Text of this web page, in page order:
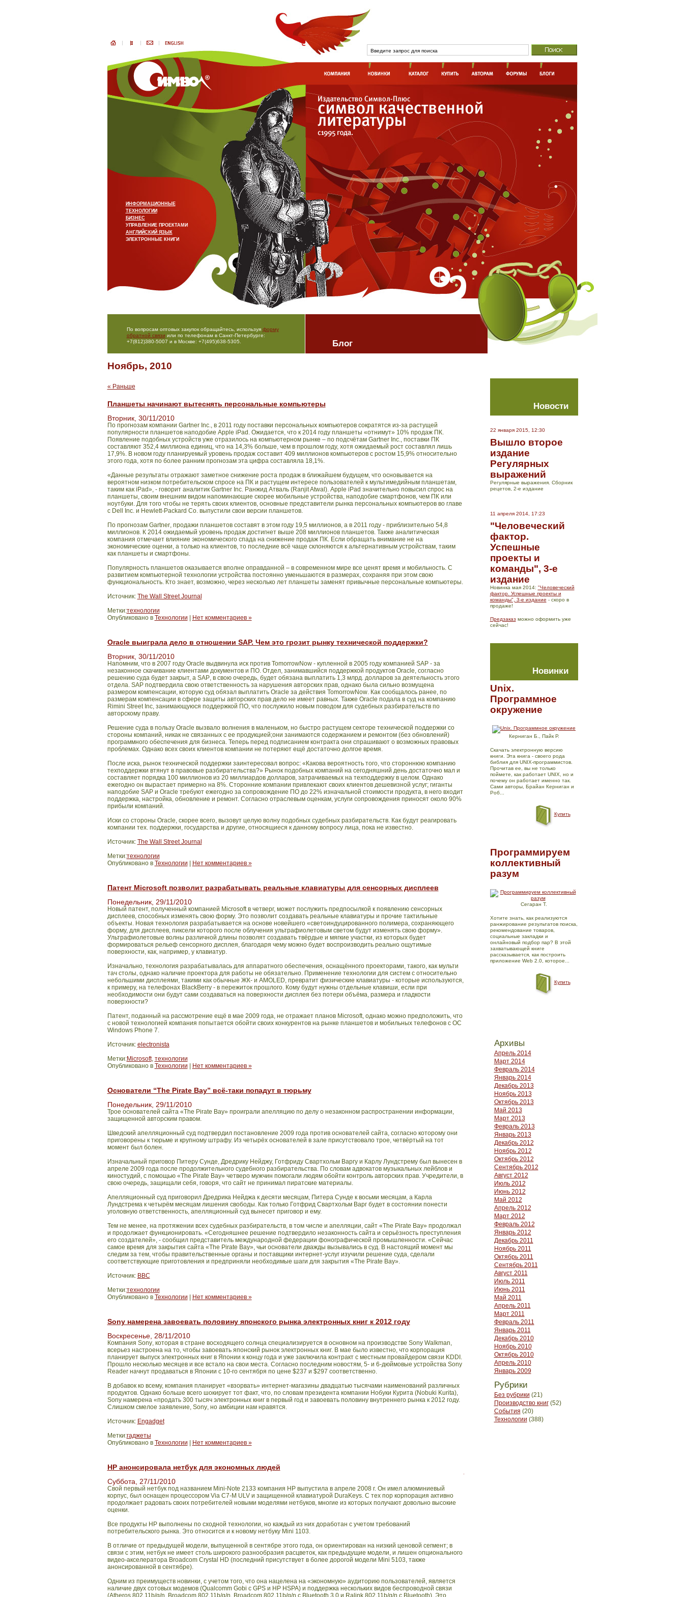
ИНФОРМАЦИОННЫЕ
ТЕХНОЛОГИИ
БИЗНЕС
УПРАВЛЕНИЕ ПРОЕКТАМИ
АНГЛИЙСКИЙ ЯЗЫК
ЭЛЕКТРОННЫЕ КНИГИ
По вопросам оптовых закупок обращайтесь, используя форму
обратной связи или по телефонам в Санкт-Петербурге:
+7(812)380-5007 и в Москве: +7(495)638-5305.
Блог
Ноябрь, 2010
« Раньше
Планшеты начинают вытеснять персональные компьютеры
Вторник, 30/11/2010
По прогнозам компании Gartner Inc., в 2011 году поставки персональных компьютеров сократятся из-за растущей
популярности планшетов наподобие Apple iPad . Ожидается, что к 2014 году планшеты «отнимут» 10% продаж ПК.
Появление подобных устройств уже отразилось на компьютерном рынке – по подсчётам Gartner Inc., поставки ПК
составляют 352,4 миллиона единиц, что на 14,3% больше, чем в прошлом году, хотя ожидаемый рост составлял лишь
17,9%. В новом году планируемый уровень продаж составит 409 миллионов компьютеров с ростом 15,9% относительно
этого года, хотя по более ранним прогнозам эта цифра составляла 18,1%.
«Данные результаты отражают заметное снижение роста продаж в ближайшем будущем, что основывается на
вероятном низком потребительском спросе на ПК и растущем интересе пользователей к мультимедийным планшетам,
таким как iPad», - говорит аналитик Gartner Inc. Ранжид Атваль (Ranjit Atwal ). Apple iPad значительно повысил спрос на
планшеты, своим внешним видом напоминающие скорее мобильные устройства, наподобие смартфонов, чем ПК или
ноутбуки. Для того чтобы не терять своих клиентов, основные представители рынка персональных компьютеров во главе
с Dell Inc. и Hewlett-Packard Co. выпустили свои версии планшетов.
По прогнозам Gartner, продажи планшетов составят в этом году 19,5 миллионов, а в 2011 году - приблизительно 54,8
миллионов. К 2014 ожидаемый уровень продаж достигнет выше 208 миллионов планшетов. Также аналитическая
компания отмечает влияние экономического спада на снижение продаж ПК. Если обращать внимание не на
экономические оценки, а только на клиентов, то последние всё чаще склоняются к альтернативным устройствам, таким
как планшеты и смартфоны.
Популярность планшетов оказывается вполне оправданной – в современном мире все ценят время и мобильность. С
развитием компьютерной технологии устройства постоянно уменьшаются в размерах, сохраняя при этом свою
функциональность. Кто знает, возможно, через несколько лет планшеты заменят привычные персональные компьютеры.
Источник: The Wall Street Journal
Метки:технологии
Опубликовано в Технологии Нет комментариев »
Oracle выиграла дело в отношении SAP. Чем это грозит рынку технической поддержки?
Вторник, 30/11/2010
Напомним, что в 2007 году Oracle выдвинула иск против TomorrowNow- купленной в 2005 году компанией SAP- за
незаконное скачивание клиентами документов и ПО. Отдел, занимавшийся поддержкой продуктов Oracle, согласно
решению суда будет закрыт, а SAP, в свою очередь, будет обязана выплатить 1,3 млрд. долларов за деятельность этого
отдела. SAPподтвердила свою ответственность за нарушения авторских прав, однако была сильно возмущена
размером компенсации, которую суд обязал выплатить Oracle за действия TomorrowNow. Как сообщалось ранее, по
размерам компенсации в сфере защиты авторских прав дело не имеет равных. Также Oracle подала в суд на компанию
Rimini Street Inc, занимающуюся поддержкой ПО, что послужило новым поводом для судебных разбирательств по
авторскому праву.
Решение суда в пользу Oracle вызвало волнения в маленьком, но быстро растущем секторе технической поддержки со
стороны компаний, никак не связанных с ее продукцией;они занимаются содержанием и ремонтом (без обновлений)
программного обеспечения для бизнеса. Теперь перед подписанием контракта они спрашивают о возможных правовых
проблемах. Однако всех своих клиентов компании не потеряют ещё достаточно долгое время.
После иска, рынок технической поддержки заинтересовал вопрос: «Какова вероятность того, что стороннюю компанию
техподдержки втянут в правовые разбирательства?» Рынок подобных компаний на сегодняшний день достаточно мал и
составляет порядка 100 миллионов из 20 миллиардов долларов, затрачиваемых на техподдержку в целом. Однако
ежегодно он вырастает примерно на 8%. Сторонние компании привлекают своих клиентов дешевизной услуг; гиганты
наподобие SAP и Oracle требуют ежегодно за сопровождение ПО до 22% изначальной стоимости продукта, в него входит
поддержка, настройка, обновление и ремонт. Согласно отраслевым оценкам, услуги сопровождения приносят около 90%
прибыли компаний.
Иски со стороны Oracle, скорее всего, вызовут целую волну подобных судебных разбирательств. Как будут реагировать
компании тех. поддержки, государства и другие, относящиеся к данному вопросу лица, пока не известно.
Источник: The Wall Street Journal
Метки:технологии
Опубликовано в Технологии Нет комментариев »
Патент Microsoft позволит разрабатывать реальные клавиатуры для сенсорных дисплеев
Понедельник, 29/11/2010
Новый патент, полученный компанией Microsoft в четверг, может послужить предпосылкой к появлению сенсорных
дисплеев, способных изменять свою форму. Это позволит создавать реальные клавиатуры и прочие тактильные
объекты. Новая технология разрабатывается на основе новейшего «светоиндуцированного полимера, сохраняющего
форму, для дисплеев, пиксели которого после облучения ультрафиолетовым светом будут изменять свою форму».
Ультрафиолетовые волны различной длины позволят создавать твёрдые и мягкие участки, из которых будет
формироваться рельеф сенсорного дисплея, благодаря чему можно будет воспроизводить реально ощутимые
поверхности, как, например, у клавиатур.
Изначально, технология разрабатывалась для аппаратного обеспечения, оснащённого проекторами, такого, как мульти
тач столы, однако наличие проектора для работы не обязательно. Применение технологии для систем с относительно
небольшими дисплеями, такими как обычные ЖК- и AMOLED, превратит физические клавиатуры - которые используются,
к примеру, на телефонах BlackBerry- в пережиток прошлого. Кому будут нужны отдельные клавиши, если при
необходимости они будут сами создаваться на поверхности дисплея без потери объёма, размера и гладкости
поверхности?
Патент, поданный на рассмотрение ещё в мае 2009 года, не отражает планов Microsoft, однако можно предположить, что
с новой технологией компания попытается обойти своих конкурентов на рынке планшетов и мобильных телефонов с ОС
Windows Phone 7.
Источник: electronista
Метки:Microsoft, технологии
Опубликовано в Технологии Нет комментариев »
Основатели “The Pirate Bay” всё-таки попадут в тюрьму
Понедельник, 29/11/2010
Трое основателей сайта «The Pirate Bay» проиграли апелляцию по делу о незаконном распространении информации,
защищенной авторским правом.
Шведский апелляционный суд подтвердил постановление 2009 года против основателей сайта, согласно которому они
приговорены к тюрьме и крупному штрафу. Из четырёх основателей в зале присутствовало трое, четвёртый на тот
момент был болен.
Изначальный приговор Питеру Сунде, Дредрику Нейджу, Готфриду Свартхольм Варгу и Карлу Лундстрему был вынесен в
апреле 2009 года после продолжительного судебного разбирательства. По словам адвокатов музыкальных лейблов и
киностудий, с помощью «The Pirate Bay» четверо мужчин помогали людям обойти контроль авторских прав. Учредители, в
свою очередь, защищали себя, говоря, что сайт не принимал пиратские материалы.
Апелляционный суд приговорил Дредрика Нейджа к десяти месяцам, Питера Сунде к восьми месяцам, а Карла
Лундстрема к четырём месяцам лишения свободы. Как только Готфрид Свартхольм Варг будет в состоянии понести
уголовную ответственность, апелляционный суд вынесет приговор и ему.
Тем не менее, на протяжении всех судебных разбирательств, в том числе и апелляции, сайт «The Pirate Bay» продолжал
и продолжает функционировать. «Сегодняшнее решение подтвердило незаконность сайта и серьёзность преступления
его создателей», - сообщил представитель международной федерации фонографической промышленности. «Сейчас
самое время для закрытия сайта «The Pirate Bay», чьи основатели дважды вызывались в суд. В настоящий момент мы
следим за тем, чтобы правительственные органы и поставщики интернет-услуг изучили решение суда, сделали
соответствующие приготовления и предприняли необходимые шаги для закрытия «The Pirate Bay».
Источник: BBC
Метки:технологии
Опубликовано в Технологии Нет комментариев »
Sony намерена завоевать половину японского рынка электронных книг к 2012 году
Воскресенье, 28/11/2010
Компания Sony, которая в стране восходящего солнца специализируется в основном на производстве Sony Walkman,
всерьез настроена на то, чтобы завоевать японский рынок электронных книг. В мае было известно, что корпорация
планирует выпуск электронных книг в Японии к концу года и уже заключила контракт с местным провайдером связи KDDI .
Прошло несколько месяцев и все встало на свои места. Согласно последним новостям, 5- и 6-дюймовые устройства Sony
Reader начнут продаваться в Японии с 10-го сентября по цене $237 и $297 соответственно.
В добавок ко всему, компания планирует «взорвать» интернет-магазины двадцатью тысячами наименований различных
продуктов. Однако больше всего шокирует тот факт, что, по словам президента компании Нобуки Курита (Nobuki Kurita),
Sony намерена «продать 300 тысяч электронных книг в первый год и завоевать половину внутреннего рынка к 2012 году.
Слишком смелое заявление, Sony, но амбиции нам нравятся.
Источник: Engadget
Метки:гаджеты
Опубликовано в Технологии Нет комментариев »
HP анонсировала нетбук для экономных людей
Суббота, 27/11/2010
Свой первый нетбук под названием Mini-Note 2133 компания HP выпустила в апреле 2008 г. Он имел алюминиевый
корпус, был оснащен процессором Via C7-M ULV и защищенной клавиатурой DuraKeys. С тех пор корпорация активно
продолжает радовать своих потребителей новыми моделями нетбуков, многие из которых получают довольно высокие
оценки.
Все продукты HP выполнены по сходной технологии, но каждый из них доработан с учетом требований
потребительского рынка. Это относится и к новому нетбуку Mini 1103.
В отличие от предыдущей модели, выпущенной в сентябре этого года, он ориентирован на низкий ценовой сегмент; в
связи с этим, нетбук не имеет столь широкого разнообразия расцветок, как предыдущие модели, и лишен опционального
видео-акселератора Broadcom Crystal HD (последний присутствует в более дорогой модели Mini 5103, также
анонсированной в сентябре).
Одним из преимуществ новинки, с учетом того, что она нацелена на «экономную» аудиторию пользователей, является
наличие двух сотовых модемов (Qualcomm Gobi с GPS и HP HSPA) и поддержка нескольких видов беспроводной связи
(Atheros 802.11b/g/n, Broadcom 802.11b/g/n, Broadcom 802.11b/g/n с Bluetooth 3.0 и Ralink 802.11b/g/n с Bluetooth). Это
Новости
22 января 2015, 12:30
Вышло второе
издание
Регулярных
выражений
Регулярные выражения. Сборник
рецетов, 2-е издание
11 апреля 2014, 17:23
"Человеческий
фактор.
Успешные
проекты и
команды", 3-е
издание
Новинка мая 2014: "Человеческий
фактор. Успешные проекты и
команды", 3-е издание - скоро в
продаже!
Предзаказможно оформить уже
сейчас!
Новинки
Unix.
Программное
окружение
Керниган Б., Пайк Р.
Скачать электронную версию
книги. Эта книга - своего рода
библия для UNIX-программистов.
Прочитав ее, вы не только
поймете, как работает UNIX, но и
почему он работает именно так.
Сами авторы, Брайан Керниган и
Роб...
Купить
Программируем
коллективный
разум
Сегаран Т.
Хотите знать, как реализуются
ранжирование результатов поиска,
рекомендование товаров,
социальные закладки и
онлайновый подбор пар? В этой
захватывающей книге
рассказывается, как построить
приложение Web 2.0, которое...
Купить
Архивы
Апрель 2014
Март 2014
Февраль 2014
Январь 2014
Декабрь 2013
Ноябрь 2013
Октябрь 2013
Май 2013
Март 2013
Февраль 2013
Январь 2013
Декабрь 2012
Ноябрь 2012
Октябрь 2012
Сентябрь 2012
Август 2012
Июль 2012
Июнь 2012
Май 2012
Апрель 2012
Март 2012
Февраль 2012
Январь 2012
Декабрь 2011
Ноябрь 2011
Октябрь 2011
Сентябрь 2011
Август 2011
Июль 2011
Июнь 2011
Май 2011
Апрель 2011
Март 2011
Февраль 2011
Январь 2011
Декабрь 2010
Ноябрь 2010
Октябрь 2010
Апрель 2010
Январь 2009
Рубрики
Без рубрики (21)
Производство книг(52)
События (20)
Технологии (388)